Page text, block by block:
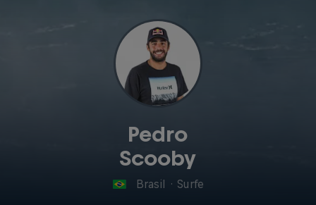
Pedro
Scooby
Brasil · Surfe